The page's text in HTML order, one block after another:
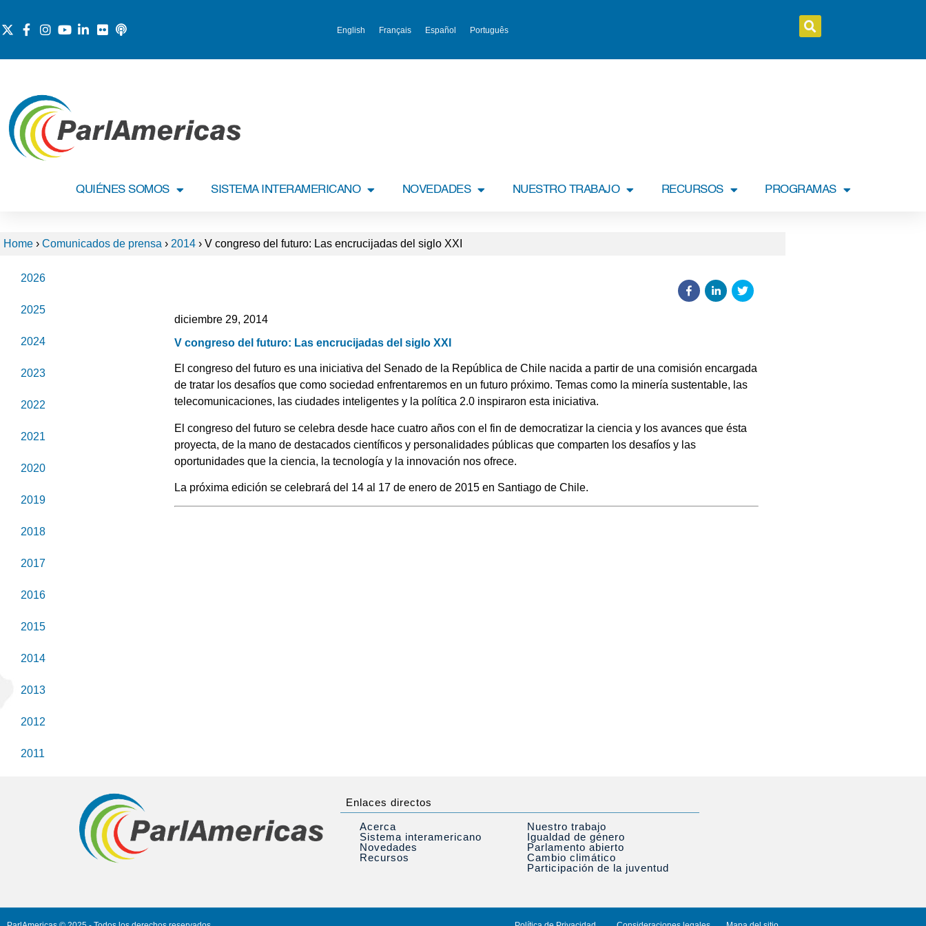
English Français Español Português
QUIÉNES SOMOS SISTEMA INTERAMERICANO NOVEDADES NUESTRO TRABAJO RECURSOS PROGRAMAS
Home › Comunicados de prensa › 2014 › V congreso del futuro: Las encrucijadas del siglo XXI
2026
2025
2024
2023
2022
2021
2020
2019
2018
2017
2016
2015
2014
2013
2012
2011
diciembre 29, 2014
V congreso del futuro: Las encrucijadas del siglo XXI
El congreso del futuro es una iniciativa del Senado de la República de Chile nacida a partir de una comisión encargada
de tratar los desafíos que como sociedad enfrentaremos en un futuro próximo. Temas como la minería sustentable, las
telecomunicaciones, las ciudades inteligentes y la política 2.0 inspiraron esta iniciativa.
El congreso del futuro se celebra desde hace cuatro años con el fin de democratizar la ciencia y los avances que ésta
proyecta, de la mano de destacados científicos y personalidades públicas que comparten los desafíos y las
oportunidades que la ciencia, la tecnología y la innovación nos ofrece.
La próxima edición se celebrará del 14 al 17 de enero de 2015 en Santiago de Chile.
Enlaces directos
Acerca
Sistema interamericano
Novedades
Recursos
Nuestro trabajo
Igualdad de género
Parlamento abierto
Cambio climático
Participación de la juventud